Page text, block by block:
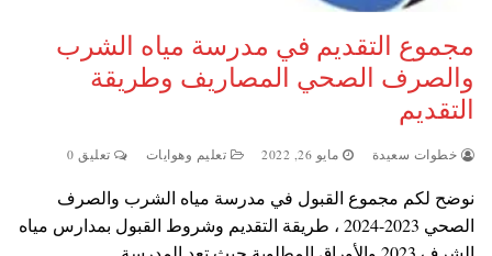
مجموع التقديم في مدرسة مياه الشرب
والصرف الصحي المصاريف وطريقة
التقديم
خطوات سعيدة مايو 26, 2022 تعليم وهوايات تعليق 0
نوضح لكم مجموع القبول في مدرسة مياه الشرب والصرف
الصحي 2023-2024 ، طريقة التقديم وشروط القبول بمدارس مياه